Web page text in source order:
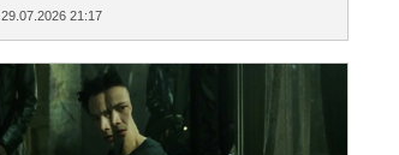
29.07.2026 21:17